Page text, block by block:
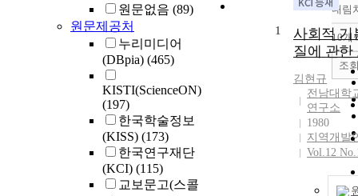
원문없음 (89)
원문제공처
누리미디어
(DBpia) (465)
KISTI(ScienceON)
(197)
한국학술정보
(KISS) (173)
한국연구재단
(KCI) (115)
교보문고(스콜
내림
10개
조
1
사회적 기
질에 관한
김현규
전남대학
연구소
1980
지역개발
Vol.12